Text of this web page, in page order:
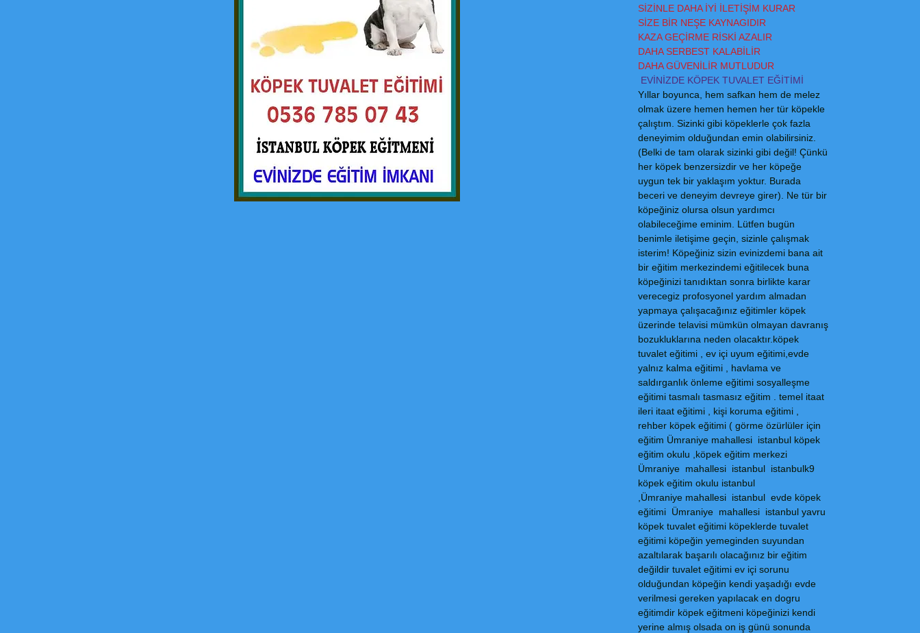
SİZİNLE DAHA İYİ İLETİŞİM KURAR
SİZE BİR NEŞE KAYNAGIDIR
KAZA GEÇİRME RİSKİ AZALIR
DAHA SERBEST KALABİLİR
DAHA GÜVENİLİR MUTLUDUR
EVİNİZDE KÖPEK TUVALET EĞİTİMİ
Yıllar boyunca, hem safkan hem de melez
olmak üzere hemen hemen her tür köpekle
çalıştım. Sizinki gibi köpeklerle çok fazla
deneyimim olduğundan emin olabilirsiniz.
(Belki de tam olarak sizinki gibi değil! Çünkü
her köpek benzersizdir ve her köpeğe
uygun tek bir yaklaşım yoktur. Burada
beceri ve deneyim devreye girer). Ne tür bir
köpeğiniz olursa olsun yardımcı
olabileceğime eminim. Lütfen bugün
benimle iletişime geçin, sizinle çalışmak
isterim! Köpeğiniz sizin evinizdemi bana ait
bir eğitim merkezindemi eğitilecek buna
köpeğinizi tanıdıktan sonra birlikte karar
verecegiz profosyonel yardım almadan
yapmaya çalışacağınız eğitimler köpek
üzerinde telavisi mümkün olmayan davranış
bozukluklarına neden olacaktır.köpek
tuvalet eğitimi , ev içi uyum eğitimi,evde
yalnız kalma eğitimi , havlama ve
saldırganlık önleme eğitimi sosyalleşme
eğitimi tasmalı tasmasız eğitim . temel itaat
ileri itaat eğitimi , kişi koruma eğitimi ,
rehber köpek eğitimi ( görme özürlüler için
eğitim Ümraniye mahallesi istanbul köpek
eğitim okulu ,köpek eğitim merkezi
Ümraniye mahallesi istanbul istanbulk9
köpek eğitim okulu istanbul
,Ümraniye mahallesi istanbul evde köpek
eğitimi Ümraniye mahallesi istanbul yavru
köpek tuvalet eğitimi köpeklerde tuvalet
eğitimi köpeğin yemeginden suyundan
azaltılarak başarılı olacağınız bir eğitim
değildir tuvalet eğitimi ev içi sorunu
olduğundan köpeğin kendi yaşadığı evde
verilmesi gereken yapılacak en dogru
eğitimdir köpek eğitmeni köpeğinizi kendi
yerine almış olsada on iş günü sonunda